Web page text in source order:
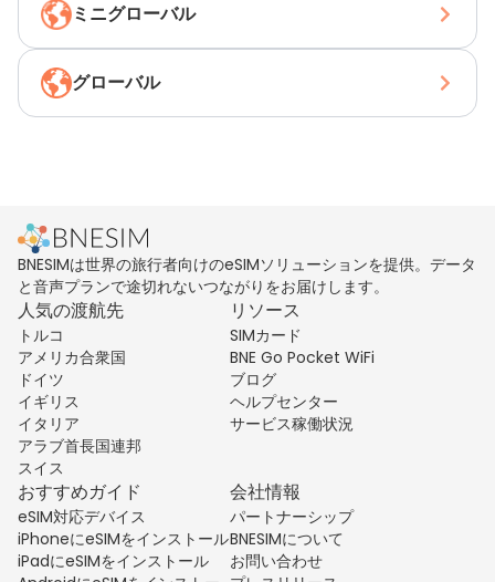
ミニグローバル
グローバル
BNESIMは世界の旅行者向けのeSIMソリューションを提供。データ
と音声プランで途切れないつながりをお届けします。
人気の渡航先
トルコ
アメリカ合衆国
ドイツ
イギリス
イタリア
アラブ首長国連邦
スイス
リソース
SIMカード
BNE Go Pocket WiFi
ブログ
ヘルプセンター
サービス稼働状況
おすすめガイド
eSIM対応デバイス
iPhoneにeSIMをインストール
iPadにeSIMをインストール
会社情報
パートナーシップ
BNESIMについて
お問い合わせ